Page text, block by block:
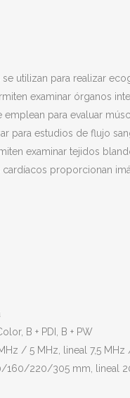
se utilizan para realizar
examinar órganos
emplean para evaluar
para estudios de flujo
examinar tejidos
cardíacos proporcionan
B + PDI, B + PW
/ 5 MHz, lineal 7,5
160/220/305 mm, lineal